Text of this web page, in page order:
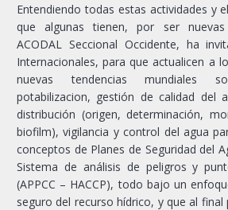
Entendiendo todas estas actividades y
que algunas tienen, por ser
ACODAL Seccional Occidente, ha
Internacionales, para que actualicen a
nuevas tendencias mundiales
potabilizacion, gestión de calidad del
distribución (origen, determinación,
biofilm), vigilancia y control del agua
conceptos de Planes de Seguridad del
Sistema de análisis de peligros y
(APPCC – HACCP), todo bajo un
seguro del recurso hídrico, y que al